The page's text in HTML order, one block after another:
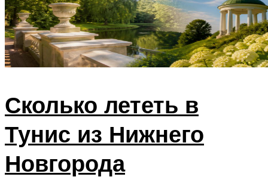
Сколько лететь в
Тунис из Нижнего
Новгорода